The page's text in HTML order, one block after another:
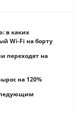
в каких
Wi-Fi на борту
переходят на
на 120%